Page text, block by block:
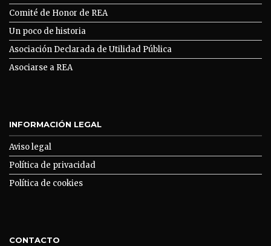
Comité de Honor de REA
Un poco de historia
Asociación Declarada de Utilidad Pública
Asociarse a REA
INFORMACIÓN LEGAL
Aviso legal
Política de privacidad
Política de cookies
CONTACTO